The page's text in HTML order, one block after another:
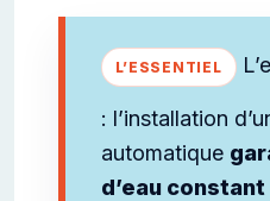
: l’installation
automatique
d’eau constant